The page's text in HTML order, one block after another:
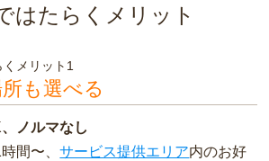
はたらくメリット
メリット1
も選べる
ノルマなし
間〜、サービス提供エリア内のお好